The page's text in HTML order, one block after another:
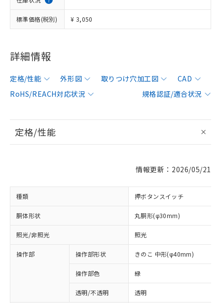
標準価格(税別) ¥ 3,050
詳細情報
定格/性能 外形図 取りつけ穴加工図
CAD
RoHS/REACH対応状況
規格認証/適合状況
定格/性能
情報更新：2026/05/21
種類 押ボタンスイッチ
胴体形状 丸胴形(φ30mm)
照光/非照光 照光
操作部 操作部形状 きのこ 中形(φ40mm)
操作部色 緑
透明/不透明 透明